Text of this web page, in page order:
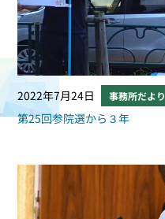
2022年7月24日 事務所だより
第25回参院選から３年